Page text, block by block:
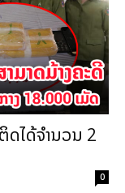
ດໄດ້ຈໍານວນ 2
0